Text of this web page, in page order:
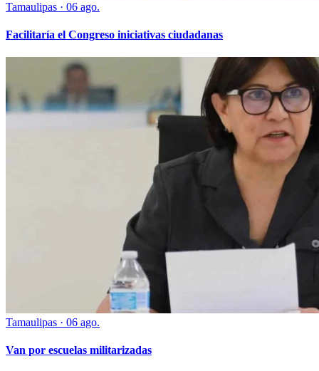
Tamaulipas · 06 ago.
Facilitaría el Congreso iniciativas ciudadanas
Tamaulipas · 06 ago.
Van por escuelas militarizadas